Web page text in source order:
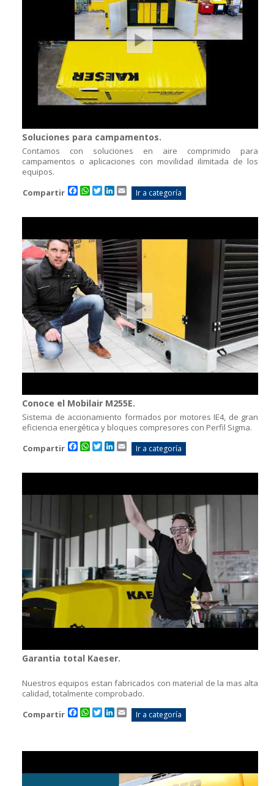
Soluciones para campamentos.
Contamos con soluciones en aire comprimido para
campamentos o aplicaciones con movilidad ilimitada de los
equipos.
Compartir
Facebook
WhatsApp
TwitterLinkedIn
Email
Ir a categoría
Conoce el Mobilair M255E.
Sistema de accionamiento formados por motores IE4, de gran
eficiencia energética y bloques compresores con Perfil Sigma.
Compartir
Facebook
WhatsApp
TwitterLinkedIn
Email
Ir a categoría
Garantia total Kaeser.
Nuestros equipos estan fabricados con material de la mas alta
calidad, totalmente comprobado.
Compartir
Facebook
WhatsApp
TwitterLinkedIn
Email
Ir a categoría